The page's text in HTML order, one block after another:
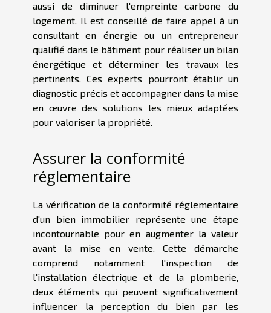
aussi de diminuer l'empreinte carbone du
logement. Il est conseillé de faire appel à un
consultant en énergie ou un entrepreneur
qualifié dans le bâtiment pour réaliser un bilan
énergétique et déterminer les travaux les
pertinents. Ces experts pourront établir un
diagnostic précis et accompagner dans la mise
en œuvre des solutions les mieux adaptées
pour valoriser la propriété.
Assurer la conformité
réglementaire
La vérification de la conformité réglementaire
d'un bien immobilier représente une étape
incontournable pour en augmenter la valeur
avant la mise en vente. Cette démarche
comprend notamment l'inspection de
l'installation électrique et de la plomberie,
deux éléments qui peuvent significativement
influencer la perception du bien par les